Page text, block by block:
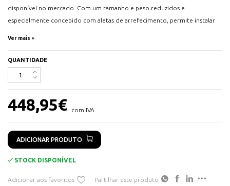
disponível no mercado. Com um tamanho e peso reduzidos e
especialmente concebido com aletas de arrefecimento, permite instalar
aumentar a escala para sistemas maiores de uma forma fácil.
Com a TSUN App, é possível controlar e monitorizar a produção de
eletricidade do microinversor em qualquer altura.
TSUN
Micro-inversor de ligação à rede On-Grid
4 Entradas MPPT
Até 2 painéis por entrada
Ver mais +
QUANTIDADE
448,95€ com IVA
ADICIONAR PRODUTO
STOCK DISPONÍVEL
Adicionar aos favoritos Partilhar este produto